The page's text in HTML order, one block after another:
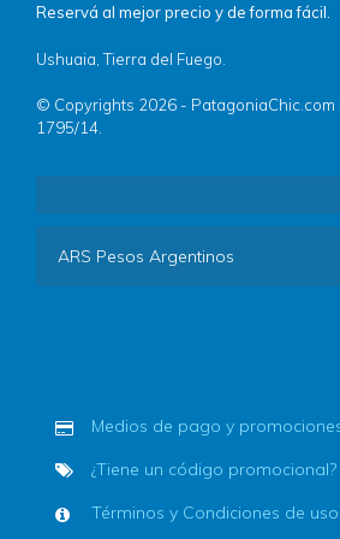
Reservá al mejor precio y de forma fácil.
Ushuaia, Tierra del Fuego.
© Copyrights 2026 - PatagoniaChic.com
1795/14.
ARS Pesos Argentinos
Medios de pago y
¿Tiene un código promocional?
Términos y Condiciones de uso